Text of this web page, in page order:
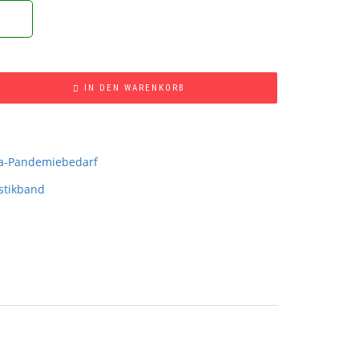
IN DEN WARENKORB
Pandemiebedarf